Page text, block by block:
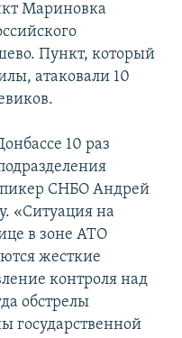
Мариновка
Пункт, который
атаковали 10
10 раз
СНБО Андрей
«Ситуация на
в зоне АТО
жесткие
контроля над
обстрелы
государственной